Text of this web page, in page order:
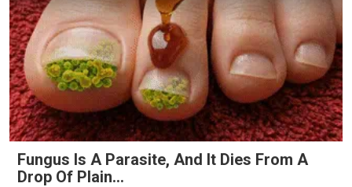
Fungus Is A Parasite, And It Dies From A
Drop Of Plain...